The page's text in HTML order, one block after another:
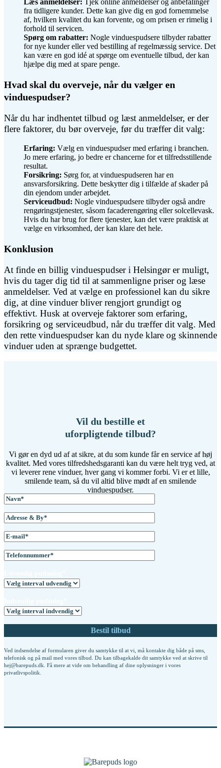
fra tidligere kunder. Dette kan give dig en god fornemmelse
af, hvilken kvalitet du kan forvente, og om prisen er rimelig i
forhold til servicen.
Spørg om rabatter: Nogle vinduespudsere tilbyder rabatter
for nye kunder eller ved bestilling af regelmæssig service. Det
kan være en god idé at spørge om eventuelle tilbud, der kan
hjælpe dig med at spare penge.
Hvad skal du overveje, når du vælger en
vinduespudser?
Når du har indhentet tilbud og læst anmeldelser, er der
flere faktorer, du bør overveje, før du træffer dit valg:
Erfaring: Vælg en vinduespudser med erfaring i branchen.
Jo mere erfaring, jo bedre er chancerne for et tilfredsstillende
resultat.
Forsikring: Sørg for, at vinduespudseren har en
ansvarsforsikring. Dette beskytter dig i tilfælde af skader på
din ejendom under arbejdet.
Serviceudbud: Nogle vinduespudsere tilbyder også andre
rengøringstjenester, såsom facaderengøring eller solcellevask.
Hvis du har brug for flere tjenester, kan det være praktisk at
vælge en virksomhed, der kan klare det hele.
Konklusion
At finde en billig vinduespudser i Helsingør er muligt,
hvis du tager dig tid til at sammenligne priser og læse
anmeldelser. Ved at vælge en professionel kan du sikre
dig, at dine vinduer bliver rengjort grundigt og
effektivt. Husk at overveje faktorer som erfaring,
forsikring og serviceudbud, når du træffer dit valg. Med
den rette vinduespudser kan du nyde klare og skinnende
vinduer uden at sprænge budgettet.
Vil du bestille et
uforpligtende tilbud?
Vi gør en dyd ud af at sikre, at du som kunde får en service af høj
kvalitet. Med vores tilfredshedsgaranti kan du være helt tryg ved, at
vi leverer rene vinduer, hver gang vi kommer forbi. Vi er et lille,
smilende team, så du vil altid blive mødt af en smilende
vinduespudser.
Ved indsendelse af formularen giver du samtykke til at vi, må kontakte dig både på sms,
telefonisk og på mail med vores tilbud. Du kan tilbagekalde dit samtykke ved at skrive til
hej@barepuds.dk. Få mere at vide om behandling af dine oplysninger i vores
privatlivspolitik